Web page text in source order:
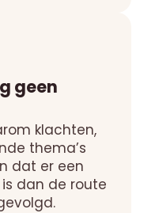
geen
klachten,
thema’s
dat er een
dan de route